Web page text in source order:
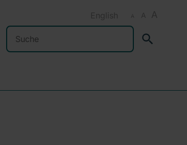
A A A
English
Suchen